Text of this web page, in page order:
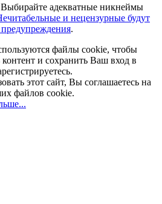
адекватные никнеймы
и нецензурные будут
.
файлы cookie, чтобы
контент и сохранить Ваш вход в
этот сайт, Вы соглашаетесь на
файлов cookie.